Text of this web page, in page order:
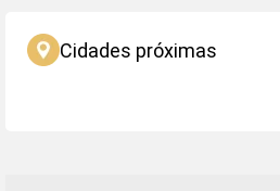
Cidades próximas